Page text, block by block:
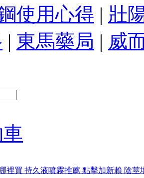
使用心得 | 壯
| 東馬藥局 | 威
裡買 持久液噴霧推薦 點擊加新賴 陰莖